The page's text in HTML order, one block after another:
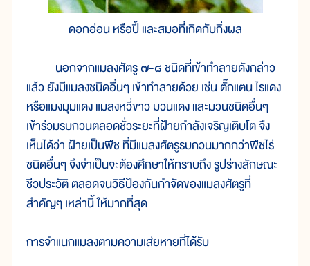
ดอกอ่อน หรือปี้ และสมอที่เกิดกับกิ่งผล
นอกจากแมลงศัตรู ๗-๘ ชนิดที่เข้าทำลายดังกล่าว
แล้ว ยังมีแมลงชนิดอื่นๆ เข้าทำลายด้วย เช่น ตั๊กแตน ไรแดง
หรือแมงมุมแดง แมลงหวี่ขาว มวนแดง และมวนชนิดอื่นๆ
เข้าร่วมรบกวนตลอดชั่วระยะที่ฝ้ายกำลังเจริญเติบโต จึง
เห็นได้ว่า ฝ้ายเป็นพืช ที่มีแมลงศัตรูรบกวนมากกว่าพืชไร่
ชนิดอื่นๆ จึงจำเป็นจะต้องศึกษาให้ทราบถึง รูปร่างลักษณะ
ชีวประวัติ ตลอดจนวิธีป้องกันกำจัดของแมลงศัตรูที่
สำคัญๆ เหล่านี้ ให้มากที่สุด
การจำแนกแมลงตามความเสียหายที่ได้รับ